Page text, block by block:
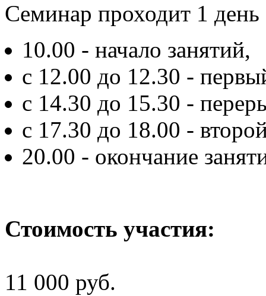
Семинар проходит 1 день
10.00 - начало занятий,
c 12.00 до 12.30 -
c 14.30 до 15.30 -
с 17.30 до 18.00 -
20.00 - окончание
Стоимость участия:
11 000 руб.